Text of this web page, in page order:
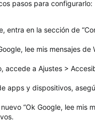
pasos para configurarlo:
entra en la sección de
lee mis mensajes
accede a Ajustes >
apps y dispositivos,
“Ok Google, lee mis